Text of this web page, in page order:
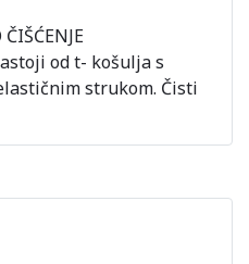
od t- košulja s
strukom. Čisti